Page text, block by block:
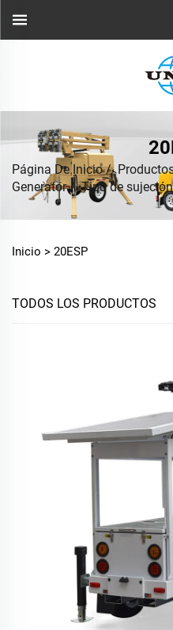
Página De Inicio/
Generator/Tipo de
Inicio > 20ESP
TODOS LOS PRODUCTOS